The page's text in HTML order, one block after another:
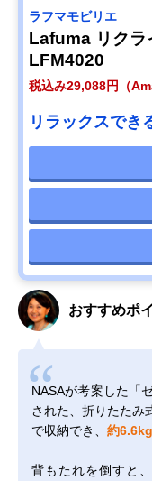
ラフマモビリエ
Lafuma リクラ
LFM4020
税込み29,088円（
リラックスでき
おすすめポ
NASAが考案した「
された、折りたたみ
で収納でき、 約
背もたれを倒すと